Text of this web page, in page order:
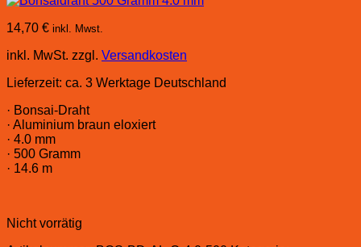
14,70 € inkl. Mwst.
inkl. MwSt. zzgl. Versandkosten
Lieferzeit: ca. 3 Werktage Deutschland
· Bonsai-Draht
· Aluminium braun eloxiert
· 4.0 mm
· 500 Gramm
· 14.6 m
Nicht vorrätig